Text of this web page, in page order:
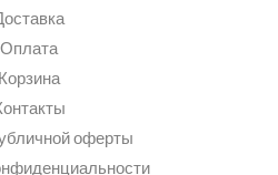
Оплата
Корзина
оферты